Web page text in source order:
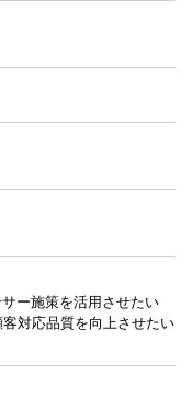
ー施策を活用させたい
対応品質を向上させたい